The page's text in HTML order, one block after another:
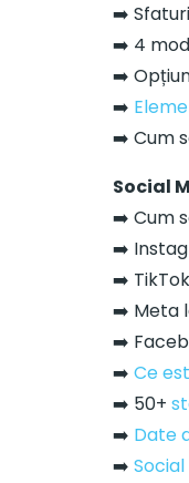
➡️
➡️ 4
➡️
➡️
➡️ Cum
Social
➡️ Cum
➡️
➡️
➡️ Meta
➡️
➡️ Ce
➡️ 50+
➡️ Date
➡️